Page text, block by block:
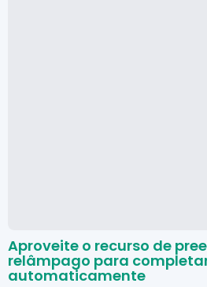
Aproveite o recurso de
relâmpago para
automaticamente